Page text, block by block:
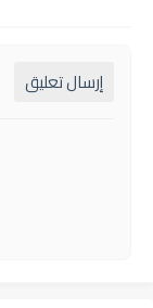
إرسال تعليق